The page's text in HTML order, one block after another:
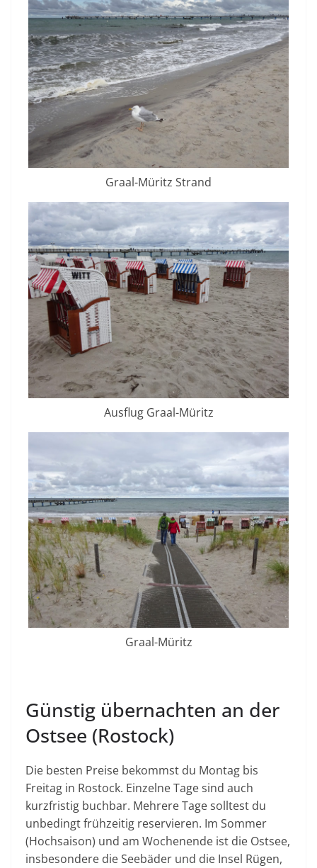
Graal-Müritz Strand
Ausflug Graal-Müritz
Graal-Müritz
Günstig übernachten an der
Ostsee (Rostock)
Die besten Preise bekommst du Montag bis
Freitag in Rostock. Einzelne Tage sind auch
kurzfristig buchbar. Mehrere Tage solltest du
unbedingt frühzeitig reservieren. Im Sommer
(Hochsaison) und am Wochenende ist die Ostsee,
insbesondere die Seebäder und die Insel Rügen,